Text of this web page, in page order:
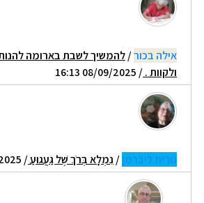
אילה בכור/להמשיך לשבת בארומה
ולקוות ./ 08/09/2025 16:13
נורית ליברמן/ נִמְלָא בְּרֹךְ שֶׁל גַּעֲגוּעַ/ 08/09/2025 18:16